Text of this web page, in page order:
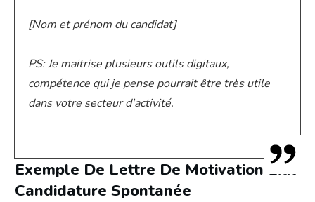
[Nom et prénom du candidat]
PS: Je maitrise plusieurs outils digitaux,
compétence qui je pense pourrait être très utile
dans votre secteur d'activité.
Exemple De Lettre De Motivation Lidl
Candidature Spontanée